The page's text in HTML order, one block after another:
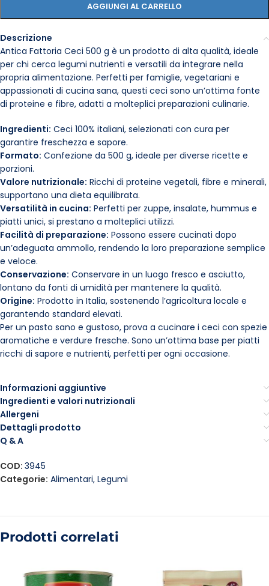
AGGIUNGI AL CARRELLO
Descrizione
Antica Fattoria Ceci 500 g è un prodotto di alta qualità, ideale
per chi cerca legumi nutrienti e versatili da integrare nella
propria alimentazione. Perfetti per famiglie, vegetariani e
appassionati di cucina sana, questi ceci sono un’ottima fonte
di proteine e fibre, adatti a molteplici preparazioni culinarie.
Ingredienti: Ceci 100% italiani, selezionati con cura per
garantire freschezza e sapore.
Formato: Confezione da 500 g, ideale per diverse ricette e
porzioni.
Valore nutrizionale: Ricchi di proteine vegetali, fibre e minerali,
supportano una dieta equilibrata.
Versatilità in cucina: Perfetti per zuppe, insalate, hummus e
piatti unici, si prestano a molteplici utilizzi.
Facilità di preparazione: Possono essere cucinati dopo
un’adeguata ammollo, rendendo la loro preparazione semplice
e veloce.
Conservazione: Conservare in un luogo fresco e asciutto,
lontano da fonti di umidità per mantenere la qualità.
Origine: Prodotto in Italia, sostenendo l’agricoltura locale e
garantendo standard elevati.
Per un pasto sano e gustoso, prova a cucinare i ceci con spezie
aromatiche e verdure fresche. Sono un’ottima base per piatti
ricchi di sapore e nutrienti, perfetti per ogni occasione.
Informazioni aggiuntive
Ingredienti e valori nutrizionali
Allergeni
Dettagli prodotto
Q & A
COD: 3945
Categorie: Alimentari, Legumi
Prodotti correlati